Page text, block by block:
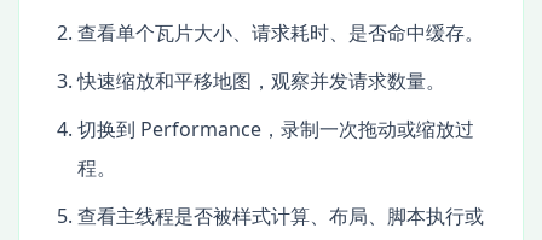
查看单个瓦片大小、请求耗时、是否命中缓存。
快速缩放和平移地图，观察并发请求数量。
切换到 Performance，录制一次拖动或缩放过
程。
查看主线程是否被样式计算、布局、脚本执行或